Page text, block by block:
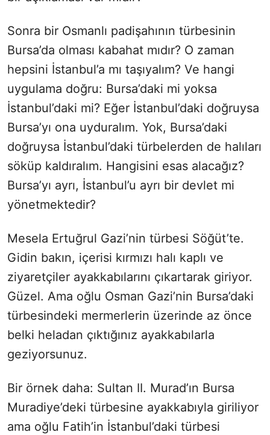
Sonra bir Osmanlı padişahının türbesinin
Bursa’da olması kabahat mıdır? O zaman
hepsini İstanbul’a mı taşıyalım? Ve hangi
uygulama doğru: Bursa’daki mi yoksa
İstanbul’daki mi? Eğer İstanbul’daki doğruysa
Bursa’yı ona uyduralım. Yok, Bursa’daki
doğruysa İstanbul’daki türbelerden de halıları
söküp kaldıralım. Hangisini esas alacağız?
Bursa’yı ayrı, İstanbul’u ayrı bir devlet mi
yönetmektedir?
Mesela Ertuğrul Gazi’nin türbesi Söğüt’te.
Gidin bakın, içerisi kırmızı halı kaplı ve
ziyaretçiler ayakkabılarını çıkartarak giriyor.
Güzel. Ama oğlu Osman Gazi’nin Bursa’daki
türbesindeki mermerlerin üzerinde az önce
belki heladan çıktığınız ayakkabılarla
geziyorsunuz.
Bir örnek daha: Sultan II. Murad’ın Bursa
Muradiye’deki türbesine ayakkabıyla giriliyor
ama oğlu Fatih’in İstanbul’daki türbesi